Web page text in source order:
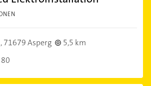
71679 Asperg
5,5 km